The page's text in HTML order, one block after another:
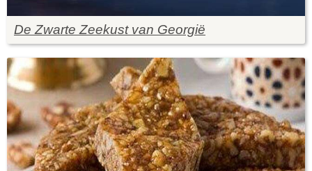
De Zwarte Zeekust van Georgië